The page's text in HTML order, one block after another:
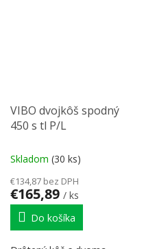
VIBO dvojkôš spodný
450 s tl P/L
Skladom (30 ks)
€134,87 bez DPH
€165,89 / ks
Do košíka